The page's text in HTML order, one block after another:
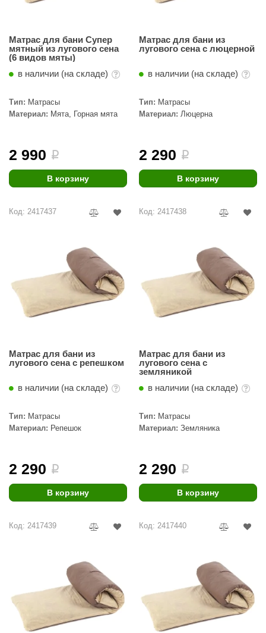
Матрас для бани Супер
мятный из лугового сена
(6 видов мяты)
в наличии (на складе)
Тип: Матрасы
Материал: Мята, Горная мята
2 990 i
В корзину
Матрас для бани из
лугового сена с люцерной
в наличии (на складе)
Тип: Матрасы
Материал: Люцерна
2 290 i
В корзину
Код: 2417437
Матрас для бани из
лугового сена с репешком
в наличии (на складе)
Тип: Матрасы
Материал: Репешок
2 290 i
В корзину
Код: 2417438
Матрас для бани из
лугового сена с
земляникой
в наличии (на складе)
Тип: Матрасы
Материал: Земляника
2 290 i
В корзину
Код: 2417439 Код: 2417440